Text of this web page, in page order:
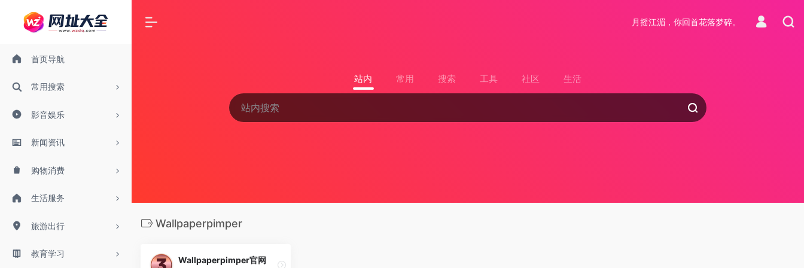
首页导航
常用搜索
影音娱乐
新闻资讯
购物消费
生活服务
旅游出行
教育学习
月摇江湄，你回首花落梦碎。
站内 常用 搜索 工具 社区 生活
Wallpaperpimper
Wallpaperpimper官网